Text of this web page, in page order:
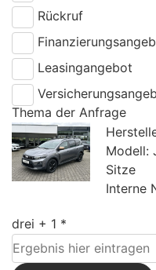
Rückruf
Leasingangebot
Thema der Anfrage
Modell:
Sitze
Interne
drei + 1 *